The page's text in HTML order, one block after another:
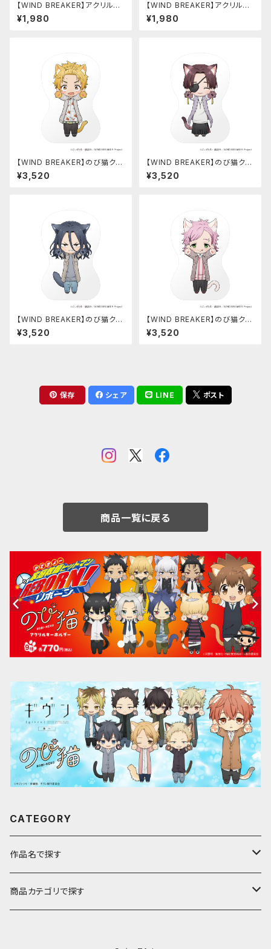
【WIND BREAKER】アクリルキ
ーハンガー（杉下 京太郎）
¥1,980
【WIND BREAKER】アクリルキ
ーハンガー（柊 登馬）
¥1,980
【WIND BREAKER】のび猫クッ
ション（楡井 秋彦）
¥3,520
【WIND BREAKER】のび猫クッ
ション（蘇枋 隼飛）
¥3,520
【WIND BREAKER】のび猫クッ
ション（杉下 京太郎）
¥3,520
【WIND BREAKER】のび猫クッ
ション（桐生 三輝）
¥3,520
保存 シェア LINE ポスト
商品一覧に戻る
CATEGORY
作品名で探す
ア行
商品カテゴリで探す